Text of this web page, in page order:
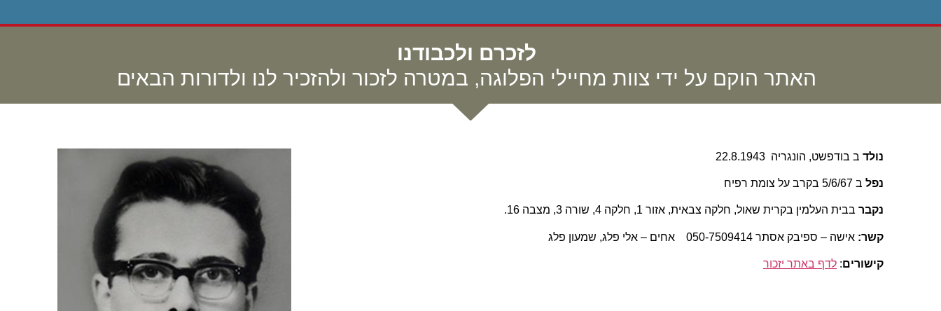
לזכרם ולכבודנו
האתר הוקם על ידי צוות מחיילי הפלוגה, במטרה לזכור ולהזכיר לנו ולדורות הבאים
נולד ב בודפשט, הונגריה 22.8.1943
נפל ב 5/6/67 בקרב על צומת רפיח
נקבר בבית העלמין בקרית שאול, חלקה צבאית, אזור 1, חלקה 4, שורה 3, מצבה 16.
קשר: אישה – ספיבק אסתר 050-7509414 אחים – אלי פלג, שמעון פלג
קישורים: לדף באתר יזכור